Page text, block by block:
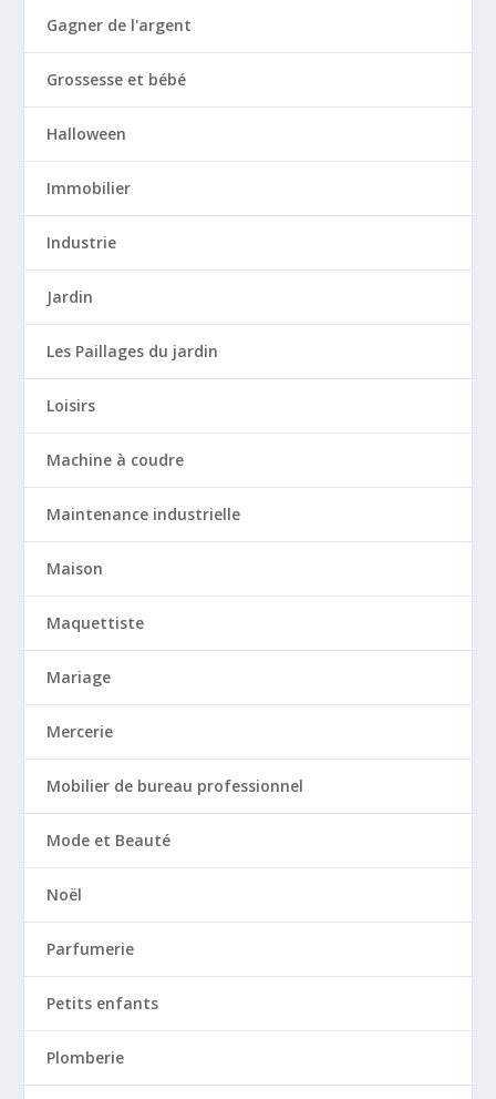
Gagner de l'argent
Grossesse et bébé
Halloween
Immobilier
Industrie
Jardin
Les Paillages du jardin
Loisirs
Machine à coudre
Maintenance industrielle
Maison
Maquettiste
Mariage
Mercerie
Mobilier de bureau professionnel
Mode et Beauté
Noël
Parfumerie
Petits enfants
Plomberie